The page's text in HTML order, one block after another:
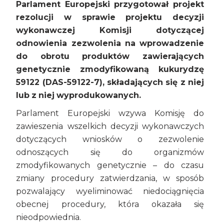
Parlament Europejski przygotował projekt
rezolucji w sprawie projektu decyzji
wykonawczej Komisji dotyczącej
odnowienia zezwolenia na wprowadzenie
do obrotu produktów zawierających
genetycznie zmodyfikowaną kukurydzę
59122 (DAS-59122-7), składających się z niej
lub z niej wyprodukowanych.
Parlament Europejski wzywa Komisję do
zawieszenia wszelkich decyzji wykonawczych
dotyczących wniosków o zezwolenie
odnoszących się do organizmów
zmodyfikowanych genetycznie – do czasu
zmiany procedury zatwierdzania, w sposób
pozwalający wyeliminować niedociągnięcia
obecnej procedury, która okazała się
nieodpowiednia.